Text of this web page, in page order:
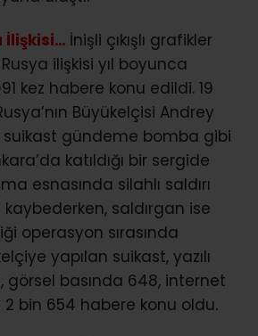
İlişkisi… İnişli çıkışlı grafikler
ilişkisi yıl boyunca
kez habere konu edildi. 19
Büyükelçisi Andrey
suikast gündeme bomba gibi
katıldığı bir sergide
esnasında silahlı saldırı
kaybederken, saldırgan ise
operasyon sırasında
yapılan suikast, yazılı
görsel basında 648, internet
bin 654 habere konu oldu.